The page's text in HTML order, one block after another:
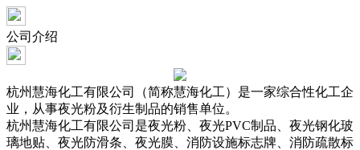
公司介绍
杭州慧海化工有限公司（简称慧海化工）是一家综合性化工企
业，从事夜光粉及衍生制品的销售单位。
杭州慧海化工有限公司是夜光粉、夜光PVC制品、夜光钢化玻
璃地贴、夜光防滑条、夜光膜、消防设施标志牌、消防疏散标